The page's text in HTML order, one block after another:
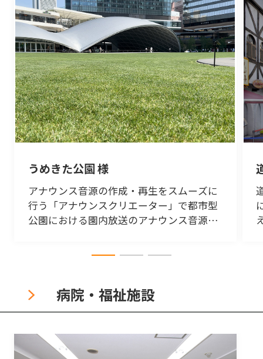
うめきた公園 様
アナウンス音源の作成・再生をスムーズに
行う「アナウンスクリエーター」で都市型
公園における園内放送のアナウンス音源の
病院・福祉施設